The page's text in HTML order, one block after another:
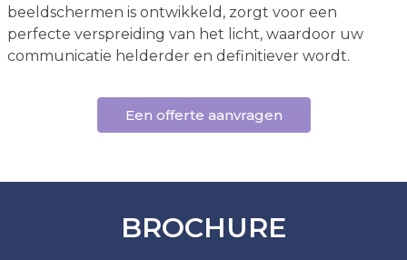
beeldschermen is ontwikkeld, zorgt voor een
perfecte verspreiding van het licht, waardoor uw
communicatie helderder en definitiever wordt.
Een offerte aanvragen
BROCHURE